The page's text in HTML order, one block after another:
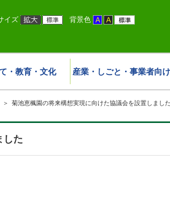
イズ 背景色
・教育・文化 産業・しごと・事業者向け
＞ 菊池恵楓園の将来構想実現に向けた協議会を設置しました
した